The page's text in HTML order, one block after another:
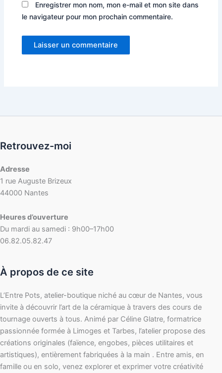
Enregistrer mon nom, mon e-mail et mon site dans
le navigateur pour mon prochain commentaire.
Retrouvez-moi
Adresse
1 rue Auguste Brizeux
44000 Nantes
Heures d’ouverture
Du mardi au samedi : 9h00–17h00
06.82.05.82.47
À propos de ce site
L’Entre Pots, atelier-boutique niché au cœur de Nantes, vous
invite à découvrir l’art de la céramique à travers des cours de
tournage ouverts à tous. Animé par Céline Glatre, formatrice
passionnée formée à Limoges et Tarbes, l’atelier propose des
créations originales (faïence, engobes, pièces utilitaires et
artistiques), entièrement fabriquées à la main . Entre amis, en
famille ou en solo, venez explorer et exprimer votre créativité